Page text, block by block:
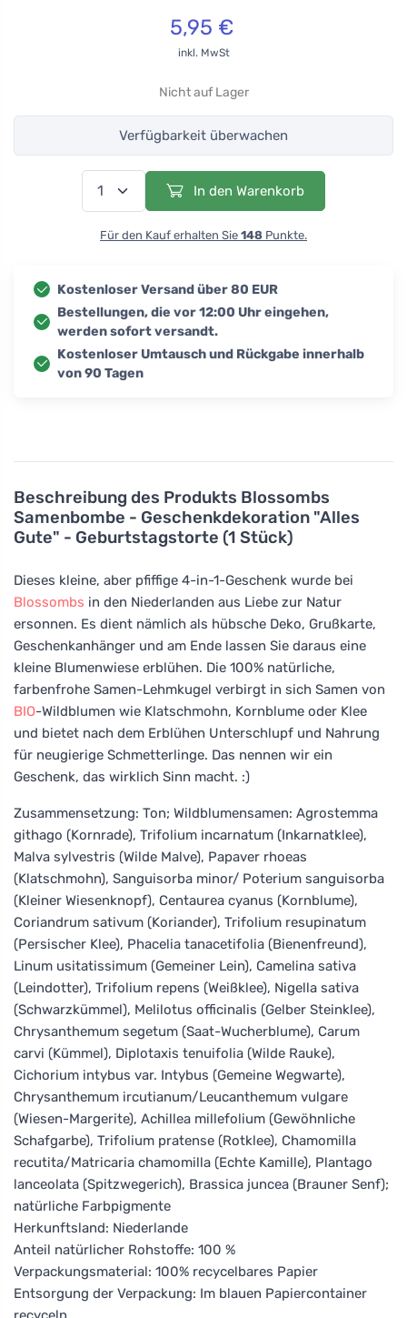
Beschreibung des Produkts Blossombs
Samenbombe - Geschenkdekoration "Alles
Gute" - Geburtstagstorte (1 Stück)
Dieses kleine, aber pfiffige 4-in-1-Geschenk wurde bei
Blossombs in den Niederlanden aus Liebe zur Natur
ersonnen. Es dient nämlich als hübsche Deko, Grußkarte,
Geschenkanhänger und am Ende lassen Sie daraus eine
kleine Blumenwiese erblühen. Die 100% natürliche,
farbenfrohe Samen-Lehmkugel verbirgt in sich Samen von
BIO-Wildblumen wie Klatschmohn, Kornblume oder Klee
und bietet nach dem Erblühen Unterschlupf und Nahrung
für neugierige Schmetterlinge. Das nennen wir ein
Geschenk, das wirklich Sinn macht. :)
Zusammensetzung: Ton; Wildblumensamen: Agrostemma
githago (Kornrade), Trifolium incarnatum (Inkarnatklee),
Malva sylvestris (Wilde Malve), Papaver rhoeas
(Klatschmohn), Sanguisorba minor/ Poterium sanguisorba
(Kleiner Wiesenknopf), Centaurea cyanus (Kornblume),
Coriandrum sativum (Koriander), Trifolium resupinatum
(Persischer Klee), Phacelia tanacetifolia (Bienenfreund),
Linum usitatissimum (Gemeiner Lein), Camelina sativa
(Leindotter), Trifolium repens (Weißklee), Nigella sativa
(Schwarzkümmel), Melilotus officinalis (Gelber Steinklee),
Chrysanthemum segetum (Saat-Wucherblume), Carum
carvi (Kümmel), Diplotaxis tenuifolia (Wilde Rauke),
Cichorium intybus var. Intybus (Gemeine Wegwarte),
Chrysanthemum ircutianum/Leucanthemum vulgare
(Wiesen-Margerite), Achillea millefolium (Gewöhnliche
Schafgarbe), Trifolium pratense (Rotklee), Chamomilla
recutita/Matricaria chamomilla (Echte Kamille), Plantago
lanceolata (Spitzwegerich), Brassica juncea (Brauner Senf);
natürliche Farbpigmente
Herkunftsland: Niederlande
Anteil natürlicher Rohstoffe: 100 %
Verpackungsmaterial: 100% recycelbares Papier
Entsorgung der Verpackung: Im blauen Papiercontainer
5,95 €
inkl. MwSt
Nicht auf Lager
Verfügbarkeit überwachen
In den Warenkorb
Für den Kauf erhalten Sie 148 Punkte.
Kostenloser Versand über 80 EUR
Bestellungen, die vor 12:00 Uhr eingehen,
werden sofort versandt.
Kostenloser Umtausch und Rückgabe innerhalb
von 90 Tagen